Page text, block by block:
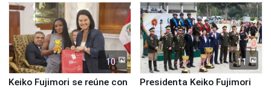
10
Keiko Fujimori se reúne con
11
Presidenta Keiko Fujimori